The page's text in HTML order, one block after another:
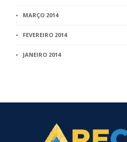
MARÇO 2014
FEVEREIRO 2014
JANEIRO 2014